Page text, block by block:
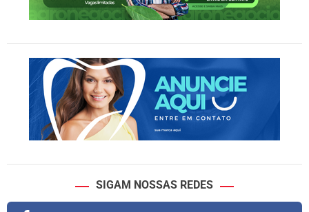
SIGAM NOSSAS REDES